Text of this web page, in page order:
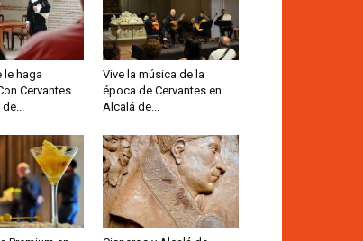
le haga
Cervantes
Vive la música de la
época de Cervantes en
Alcalá de...